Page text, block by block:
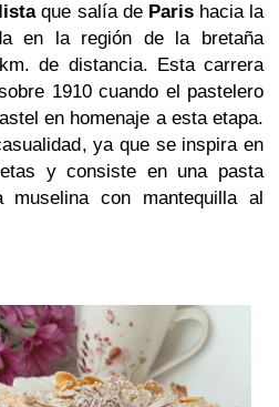
que salía de Paris hacia la
en la región de la bretaña
de distancia. Esta carrera
1910 cuando el pastelero
en homenaje a esta etapa.
ya que se inspira en
y consiste en una pasta
muselina con mantequilla al